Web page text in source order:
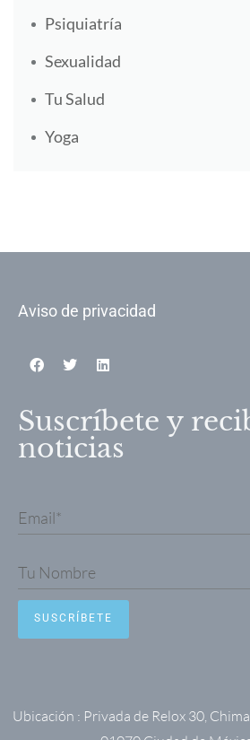
Psiquiatría
Sexualidad
Tu Salud
Yoga
Aviso de privacidad
Suscríbete y
noticias
Ubicación : Privada de Relox 30,